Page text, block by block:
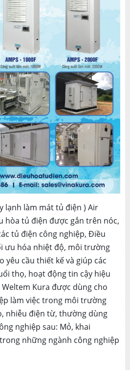
lạnh làm mát tủ điện ) Air
hòa tủ điện được gắn trên nóc,
tủ điện công nghiệp, Điều
ưu hóa nhiệt độ, môi trường
yêu cầu thiết kế và giúp các
thọ, hoạt động tin cậy hiệu
Kura được dùng cho
làm việc trong môi trường
nhiễu điện từ, thường dùng
nghiệp sau: Mỏ, khai
những ngành công nghiệp